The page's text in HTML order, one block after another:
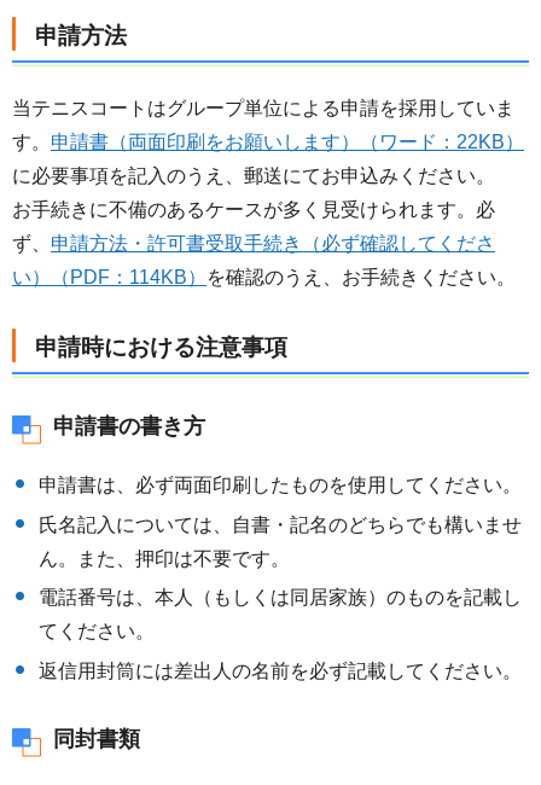
申請方法
当テニスコートはグループ単位による申請を採用していま
す。 申請書（両面印刷をお願いします）（ワード：22KB）
に必要事項を記入のうえ、郵送にてお申込みください。
お手続きに不備のあるケースが多く見受けられます。必
ず、 申請方法・許可書受取手続き（必ず確認してくださ
い）（PDF：114KB）
を確認のうえ、お手続きください。
申請時における注意事項
申請書の書き方
申請書は、必ず両面印刷したものを使用してください。
氏名記入については、自書・記名のどちらでも構いませ
ん。また、押印は不要です。
電話番号は、本人（もしくは同居家族）のものを記載し
てください。
返信用封筒には差出人の名前を必ず記載してください。
同封書類